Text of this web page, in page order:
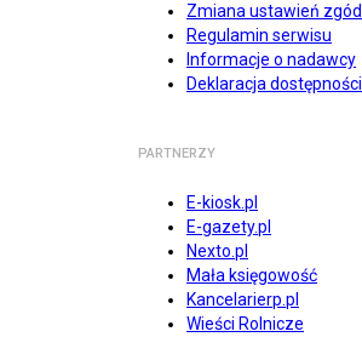
Zmiana ustawień zgód
Regulamin serwisu
Informacje o nadawcy
Deklaracja dostępności
PARTNERZY
E-kiosk.pl
E-gazety.pl
Nexto.pl
Mała księgowość
Kancelarierp.pl
Wieści Rolnicze